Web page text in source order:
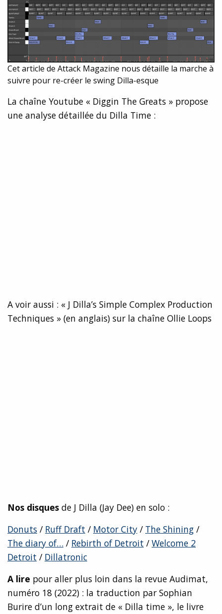
Cet article de Attack Magazine nous détaille la marche à
suivre pour re-créer le swing Dilla-esque
La chaîne Youtube « Diggin The Greats » propose
une analyse détaillée du Dilla Time :
A voir aussi : « J Dilla’s Simple Complex Production
Techniques » (en anglais) sur la chaîne Ollie Loops
Nos disques de J Dilla (Jay Dee) en solo :
Donuts / Ruff Draft / Motor City / The Shining /
The diary of… / Rebirth of Detroit /Welcome 2
Detroit / Dillatronic
A lire pour aller plus loin dans la revue Audimat,
numéro 18 (2022) : la traduction par Sophian
Burire d’un long extrait de « Dilla time », le livre